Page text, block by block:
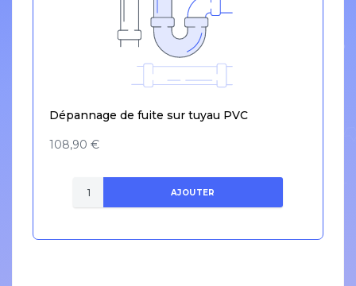
Dépannage de fuite sur tuyau PVC
108,90 €
AJOUTER